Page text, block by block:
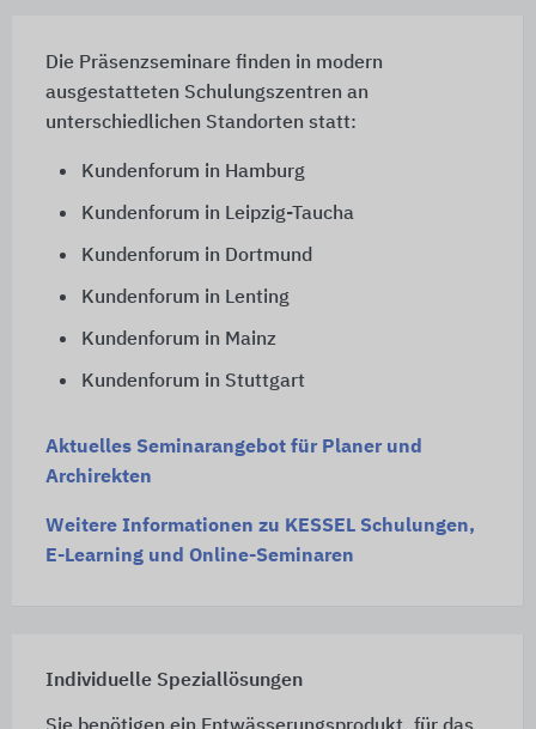
Die Präsenzseminare finden in modern
ausgestatteten Schulungszentren an
unterschiedlichen Standorten statt:
Kundenforum in Hamburg
Kundenforum in Leipzig-Taucha
Kundenforum in Dortmund
Kundenforum in Lenting
Kundenforum in Mainz
Kundenforum in Stuttgart
Aktuelles Seminarangebot für Planer und
Archirekten
Weitere Informationen zu KESSEL Schulungen,
E-Learning und Online-Seminaren
Individuelle Speziallösungen